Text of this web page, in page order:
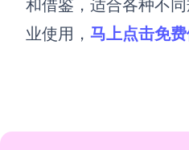
和借鉴，适合各种不
业使用， 马上点击免费